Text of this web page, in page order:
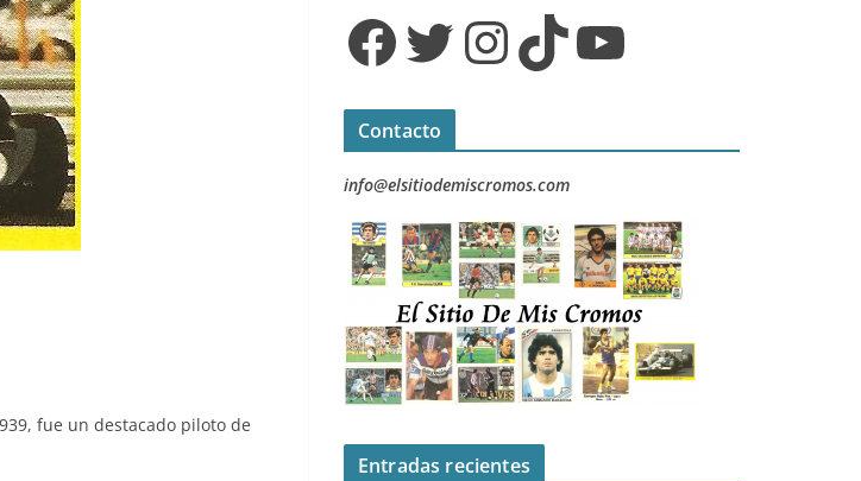
fue un destacado piloto de
Facebook Twitter InstagramTikTok YouTube
Contacto
info@elsitiodemiscromos.com
Entradas recientes